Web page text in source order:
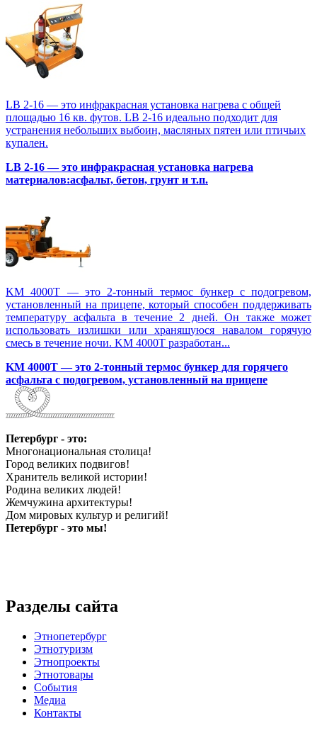
LB 2-16 — это инфракрасная установка нагрева с общей
площадью 16 кв. футов. LB 2-16 идеально подходит для
устранения небольших выбоин, масляных пятен или птичьих
купален.
LB 2-16 — это инфракрасная установка нагрева
материалов:асфальт, бетон, грунт и т.п.
KM 4000T — это 2-тонный термос бункер с подогревом,
установленный на прицепе, который способен поддерживать
температуру асфальта в течение 2 дней. Он также может
использовать излишки или хранящуюся навалом горячую
смесь в течение ночи. KM 4000T разработан...
KM 4000T — это 2-тонный термос бункер для горячего
асфальта с подогревом, установленный на прицепе
Петербург - это:
Многонациональная столица!
Город великих подвигов!
Хранитель великой истории!
Родина великих людей!
Жемчужина архитектуры!
Дом мировых культур и религий!
Петербург - это мы!
Разделы сайта
Этнопетербург
Этнотуризм
Этнопроекты
Этнотовары
События
Медиа
Контакты